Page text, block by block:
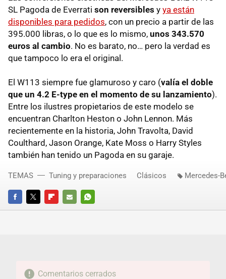
SL Pagoda de Everrati son reversibles y ya están
disponibles para pedidos, con un precio a partir de las
395.000 libras, o lo que es lo mismo, unos 343.570
euros al cambio. No es barato, no… pero la verdad es
que tampoco lo era el original.
El W113 siempre fue glamuroso y caro (valía el doble
que un 4.2 E-type en el momento de su lanzamiento).
Entre los ilustres propietarios de este modelo se
encuentran Charlton Heston o John Lennon. Más
recientemente en la historia, John Travolta, David
Coulthard, Jason Orange, Kate Moss o Harry Styles
también han tenido un Pagoda en su garaje.
FACEBOOKTWITTERFLIPBOARD
E-
WHATSAPP
TEMAS Tuning y preparaciones Clásicos Mercedes-
Comentarios cerrados